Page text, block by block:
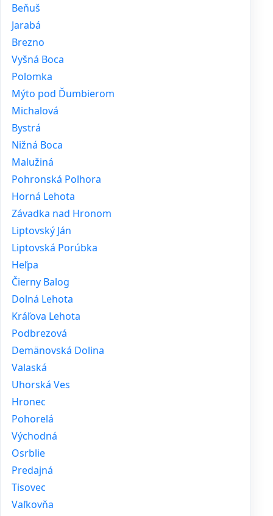
Beňuš
Jarabá
Brezno
Vyšná Boca
Polomka
Mýto pod Ďumbierom
Michalová
Bystrá
Nižná Boca
Malužiná
Pohronská Polhora
Horná Lehota
Závadka nad Hronom
Liptovský Ján
Liptovská Porúbka
Heľpa
Čierny Balog
Dolná Lehota
Kráľova Lehota
Podbrezová
Demänovská Dolina
Valaská
Uhorská Ves
Hronec
Pohorelá
Východná
Osrblie
Predajná
Tisovec
Vaľkovňa